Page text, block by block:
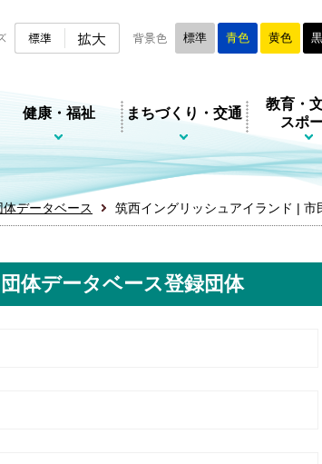
標準 拡大 背景色 標準 青色 黄色
健康・福祉 まちづくり・交通
教育・
スポ
体データベース 筑西イングリッシュアイランド |
体データベース登録団体